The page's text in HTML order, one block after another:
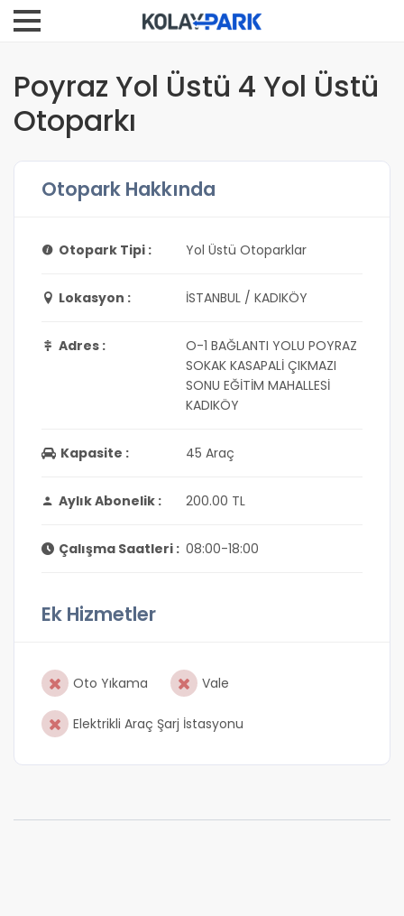
Poyraz Yol Üstü 4 Yol Üstü
Otoparkı
Otopark Hakkında
Otopark Tipi : Yol Üstü Otoparklar
Lokasyon : İSTANBUL / KADIKÖY
Adres :
O-1 BAĞLANTI YOLU POYRAZ
SOKAK KASAPALİ ÇIKMAZI
SONU EĞİTİM MAHALLESİ
KADIKÖY
Kapasite : 45 Araç
Aylık Abonelik : 200.00 TL
Çalışma Saatleri : 08:00-18:00
Ek Hizmetler
Oto Yıkama Vale
Elektrikli Araç Şarj İstasyonu